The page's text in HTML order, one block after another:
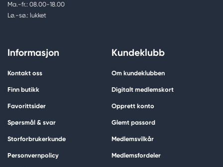
Ma.-fr.: 08.00-18.00
Lø.-sø.: lukket
Informasjon
Kontakt oss
Finn butikk
Favorittsider
Spørsmål & svar
Storforbrukerkunde
Personvernpolicy
Kundeklubb
Om kundeklubben
Digitalt medlemskort
Opprett konto
Glemt passord
Medlemsvilkår
Medlemsfordeler